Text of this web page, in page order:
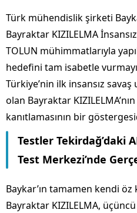
Türk mühendislik şirketi
Bayraktar KIZILELMA
TOLUN mühimmatlarıyla
hedefini tam isabetle
Türkiye’nin ilk insansız
olan Bayraktar
kanıtlamasının bir
Testler Tekirdağ’daki
Test Merkezi’nde
Baykar’ın tamamen kendi
Bayraktar KIZILELMA,